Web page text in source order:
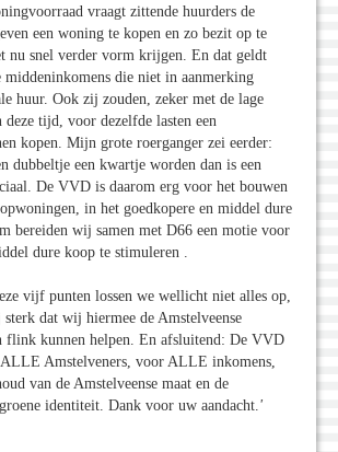
vraagt zittende huurders de
een woning te kopen en zo bezit op te
nu snel verder vorm krijgen. En dat geldt
middeninkomens die niet in aanmerking
huur. Ook zij zouden, zeker met de lage
deze tijd, voor dezelfde lasten een
kopen. Mijn grote roerganger zei eerder:
dubbeltje een kwartje worden dan is een
De VVD is daarom erg voor het bouwen
in het goedkopere en middel dure
bereiden wij samen met D66 een motie voor
dure koop te stimuleren .
vijf punten lossen we wellicht niet alles op,
dat wij hiermee de Amstelveense
flink kunnen helpen. En afsluitend: De VVD
Amstelveners, voor ALLE inkomens,
van de Amstelveense maat en de
identiteit. Dank voor uw aandacht.'